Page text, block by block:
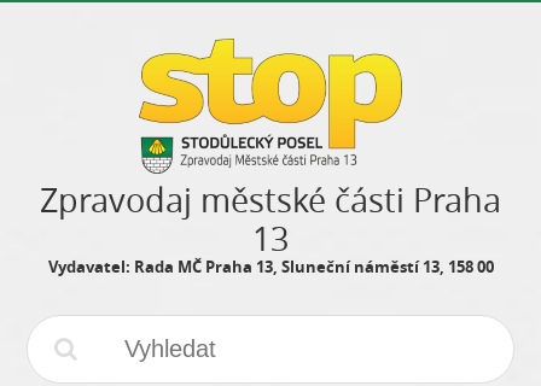
Zpravodaj městské části Praha
13
Vydavatel: Rada MČ Praha 13, Sluneční náměstí 13, 158 00